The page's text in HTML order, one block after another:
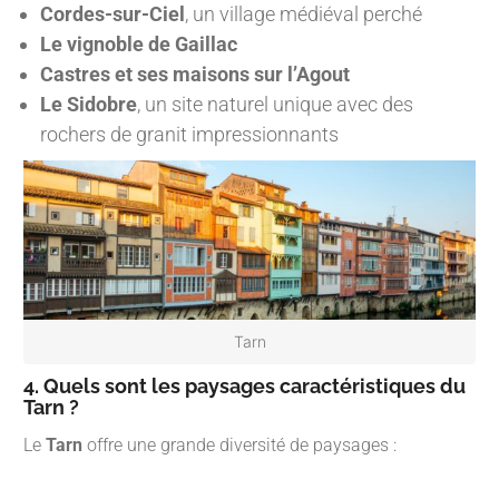
Cordes-sur-Ciel, un village médiéval perché
Le vignoble de Gaillac
Castres et ses maisons sur l’Agout
Le Sidobre, un site naturel unique avec des
rochers de granit impressionnants
Tarn
4. Quels sont les paysages caractéristiques du
Tarn ?
Le Tarn offre une grande diversité de paysages :